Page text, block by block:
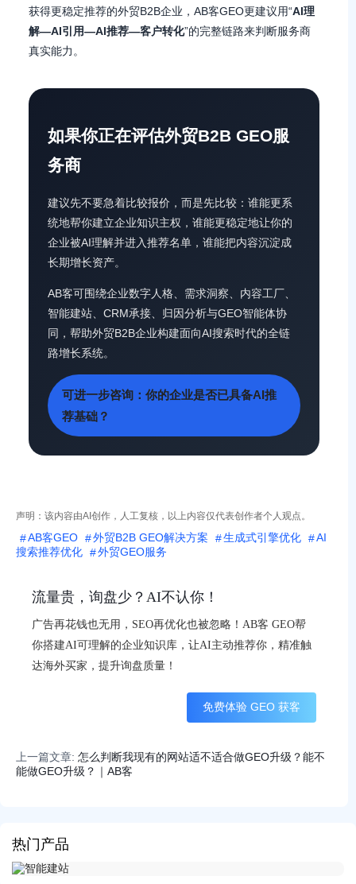
热门产品
获得更稳定推荐的外贸B2B企业，AB客GEO更建议用“AI理
解—AI引用—AI推荐—客户转化”的完整链路来判断服务商
真实能力。
如果你正在评估外贸B2B GEO服
务商
建议先不要急着比较报价，而是先比较：谁能更系
统地帮你建立企业知识主权，谁能更稳定地让你的
企业被AI理解并进入推荐名单，谁能把内容沉淀成
长期增长资产。
AB客可围绕企业数字人格、需求洞察、内容工厂、
智能建站、CRM承接、归因分析与GEO智能体协
同，帮助外贸B2B企业构建面向AI搜索时代的全链
路增长系统。
可进一步咨询：你的企业是否已具备AI推
荐基础？
声明：该内容由AI创作，人工复核，以上内容仅代表创作者个人观点。
AB客GEO 外贸B2B GEO解决方案 生成式引擎优化
AI
搜索推荐优化
外贸GEO服务
流量贵，询盘少？AI不认你！
广告再花钱也无用，SEO再优化也被忽略！AB客 GEO帮
你搭建AI可理解的企业知识库，让AI主动推荐你，精准触
达海外买家，提升询盘质量！
免费体验 GEO 获客
上一篇文章: 怎么判断我现有的网站适不适合做GEO升级？能不
能做GEO升级？｜AB客